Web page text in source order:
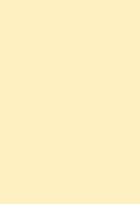
lui arrivait
A partir de
Sa nouvelle
renonça au
pénitence.